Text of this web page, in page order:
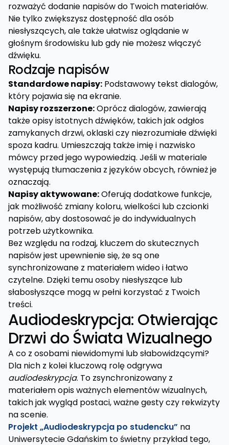
rozważyć dodanie napisów do Twoich materiałów.
Nie tylko zwiększysz dostępność dla osób
niesłyszących, ale także ułatwisz oglądanie w
głośnym środowisku lub gdy nie możesz włączyć
dźwięku.
Rodzaje napisów
Standardowe napisy: Podstawowy tekst dialogów,
który pojawia się na ekranie.
Napisy rozszerzone:Oprócz dialogów, zawierają
także opisy istotnych dźwięków, takich jak odgłos
zamykanych drzwi, oklaski czy niezrozumiałe dźwięki
spoza kadru. Umieszczają także imię i nazwisko
mówcy przed jego wypowiedzią. Jeśli w materiale
występują tłumaczenia z języków obcych, również je
oznaczają.
Napisy aktywowane:Oferują dodatkowe funkcje,
jak możliwość zmiany koloru, wielkości lub czcionki
napisów, aby dostosować je do indywidualnych
potrzeb użytkownika.
Bez względu na rodzaj, kluczem do skutecznych
napisów jest upewnienie się, że są one
synchronizowane z materiałem wideo i łatwo
czytelne. Dzięki temu osoby niesłyszące lub
słabosłyszące mogą w pełni korzystać z Twoich
treści.
Audiodeskrypcja: Otwierając
Drzwi do Świata Wizualnego
A co z osobami niewidomymi lub słabowidzącymi?
Dla nich z kolei kluczową rolę odgrywa
audiodeskrypcja. To zsynchronizowany z
materiałem opis ważnych elementów wizualnych,
takich jak wygląd postaci, ważne gesty czy rekwizyty
na scenie.
Projekt „Audiodeskrypcja po studencku” na
Uniwersytecie Gdańskim to świetny przykład tego,